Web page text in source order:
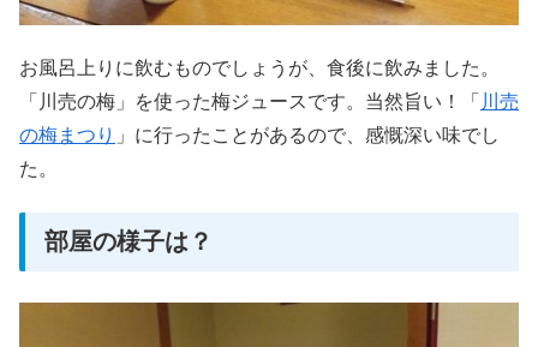
お風呂上りに飲むものでしょうが、食後に飲みました。
「川売の梅」を使った梅ジュースです。当然旨い！「 川売
の梅まつり 」に行ったことがあるので、感慨深い味でし
た。
部屋の様子は？